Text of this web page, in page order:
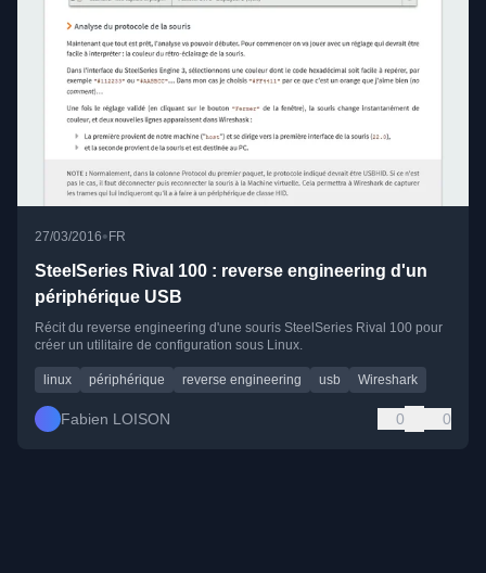
27/03/2016• FR
SteelSeries Rival 100 : reverse engineering d'un
périphérique USB
Récit du reverse engineering d'une souris SteelSeries Rival 100 pour
créer un utilitaire de configuration sous Linux.
linux périphérique reverse engineering usb Wireshark
Fabien LOISON 0 0